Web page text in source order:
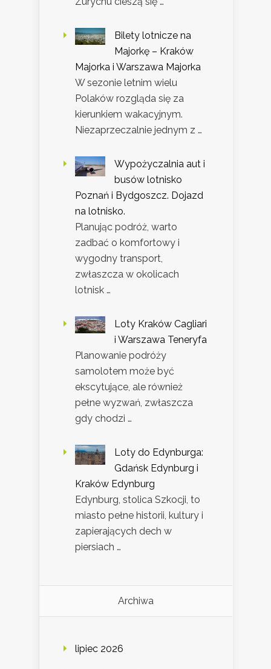
Bilety lotnicze na
Majorkę – Kraków
Majorka i Warszawa Majorka
W sezonie letnim wielu
Polaków rozgląda się za
kierunkiem wakacyjnym.
Niezaprzeczalnie jednym z …
Wypożyczalnia aut i
busów lotnisko
Poznań i Bydgoszcz. Dojazd
na lotnisko.
Planując podróż, warto
zadbać o komfortowy i
wygodny transport,
zwłaszcza w okolicach
lotnisk …
Loty Kraków Cagliari
i Warszawa Teneryfa
Planowanie podróży
samolotem może być
ekscytujące, ale również
pełne wyzwań, zwłaszcza
gdy chodzi …
Loty do Edynburga:
Gdańsk Edynburg i
Kraków Edynburg
Edynburg, stolica Szkocji, to
miasto pełne historii, kultury i
zapierających dech w
piersiach …
Archiwa
lipiec 2026